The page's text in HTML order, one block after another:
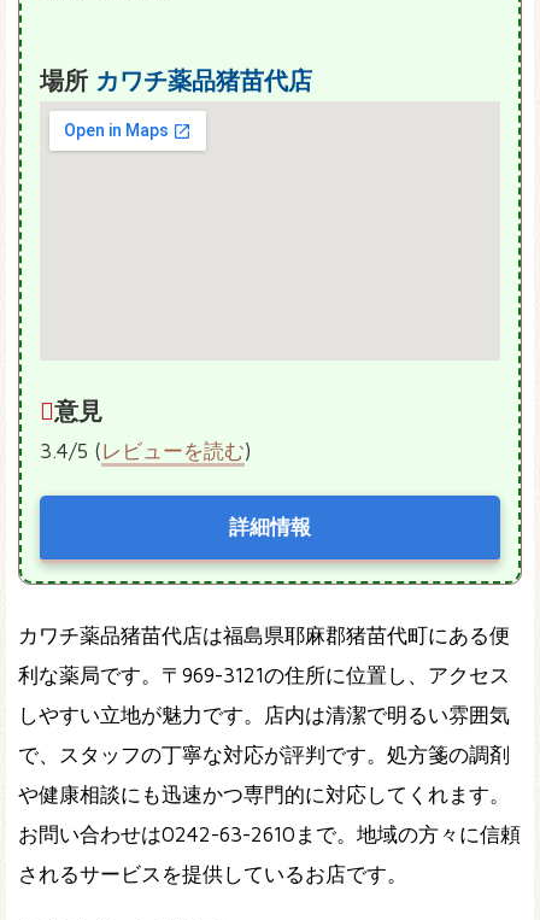
場所 カワチ薬品猪苗代店
意見
3.4/5 (レビューを読む)
詳細情報
カワチ薬品猪苗代店は福島県耶麻郡猪苗代町にある便
利な薬局です。〒969-3121の住所に位置し、アクセス
しやすい立地が魅力です。店内は清潔で明るい雰囲気
で、スタッフの丁寧な対応が評判です。処方箋の調剤
や健康相談にも迅速かつ専門的に対応してくれます。
お問い合わせは0242-63-2610まで。地域の方々に信頼
されるサービスを提供しているお店です。